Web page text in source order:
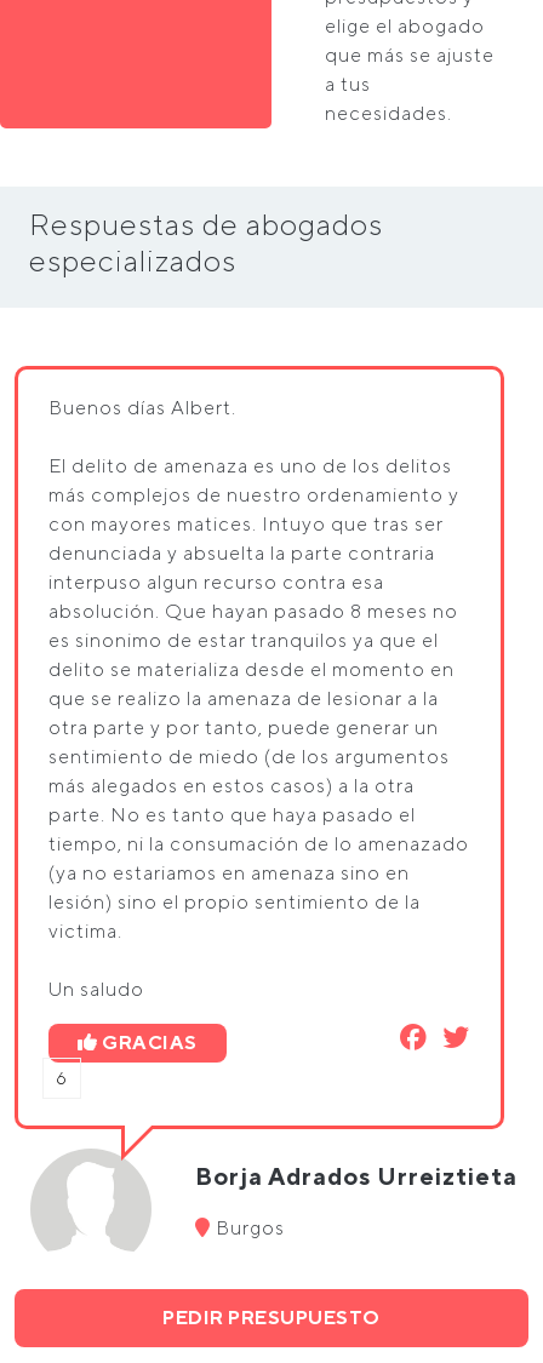
elige el abogado
que más se ajuste
a tus
necesidades.
Respuestas de abogados
especializados
Buenos días Albert.
El delito de amenaza es uno de los delitos
más complejos de nuestro ordenamiento y
con mayores matices. Intuyo que tras ser
denunciada y absuelta la parte contraria
interpuso algun recurso contra esa
absolución. Que hayan pasado 8 meses no
es sinonimo de estar tranquilos ya que el
delito se materializa desde el momento en
que se realizo la amenaza de lesionar a la
otra parte y por tanto, puede generar un
sentimiento de miedo (de los argumentos
más alegados en estos casos) a la otra
parte. No es tanto que haya pasado el
tiempo, ni la consumación de lo amenazado
(ya no estariamos en amenaza sino en
lesión) sino el propio sentimiento de la
victima.
Un saludo
GRACIAS
6
Borja Adrados Urreiztieta
Burgos
PEDIR PRESUPUESTO